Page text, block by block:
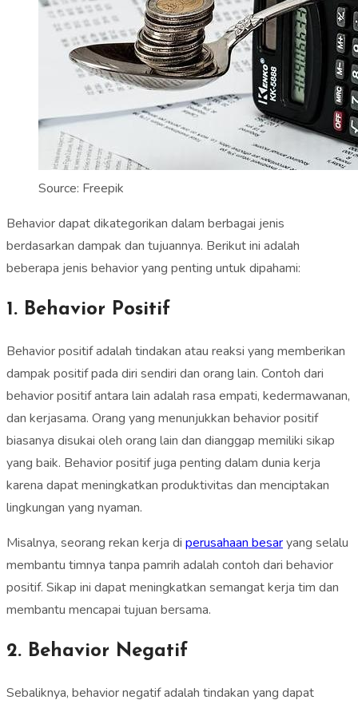
Source: Freepik
Behavior dapat dikategorikan dalam berbagai jenis
berdasarkan dampak dan tujuannya. Berikut ini adalah
beberapa jenis behavior yang penting untuk dipahami:
1. Behavior Positif
Behavior positif adalah tindakan atau reaksi yang memberikan
dampak positif pada diri sendiri dan orang lain. Contoh dari
behavior positif antara lain adalah rasa empati, kedermawanan,
dan kerjasama. Orang yang menunjukkan behavior positif
biasanya disukai oleh orang lain dan dianggap memiliki sikap
yang baik. Behavior positif juga penting dalam dunia kerja
karena dapat meningkatkan produktivitas dan menciptakan
lingkungan yang nyaman.
Misalnya, seorang rekan kerja di perusahaan besaryang selalu
membantu timnya tanpa pamrih adalah contoh dari behavior
positif. Sikap ini dapat meningkatkan semangat kerja tim dan
membantu mencapai tujuan bersama.
2. Behavior Negatif
Sebaliknya, behavior negatif adalah tindakan yang dapat